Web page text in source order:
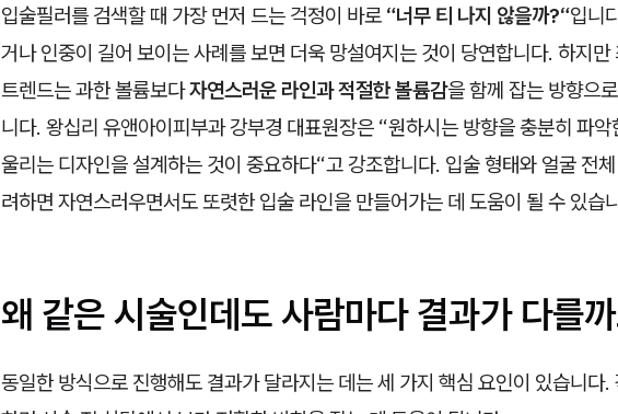
입술필러를 검색할 때 가장 먼저 드는 걱정이 바로 “너무 티 나지 않을까?“입니
거나 인중이 길어 보이는 사례를 보면 더욱 망설여지는 것이 당연합니다. 하지만
트렌드는 과한 볼륨보다자연스러운 라인과 적절한 볼륨감을 함께 잡는 방향으
니다. 왕십리 유앤아이피부과 강부경 대표원장은 “원하시는 방향을 충분히 파악
울리는 디자인을 설계하는 것이 중요하다“고 강조합니다. 입술 형태와 얼굴 전
려하면 자연스러우면서도 또렷한 입술 라인을 만들어가는 데 도움이 될 수 있습
왜 같은 시술인데도 사람마다 결과가 다를
동일한 방식으로 진행해도 결과가 달라지는 데는 세 가지 핵심 요인이 있습니다.